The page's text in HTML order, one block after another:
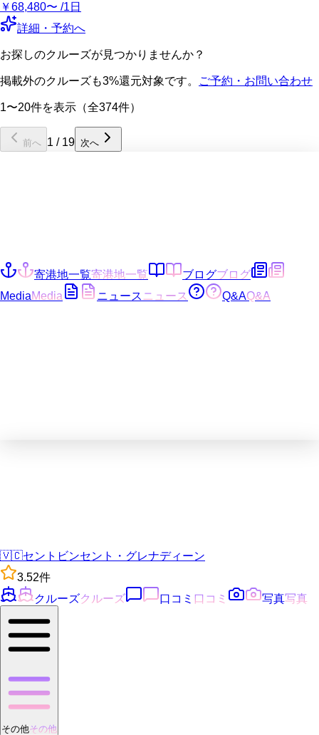
￥68,480〜 /1日
詳細・予約へ
お探しのクルーズが見つかりませんか？
掲載外のクルーズも3%還元対象です。 ご予約・お問い合わせ
1〜20件を表示（全374件）
前へ 1 / 19 次へ
寄港地一覧寄港地一覧 ブログブログ
MediaMedia ニュース ニュース Q&AQ&A
🇻🇨セントビンセント・グレナディーン
3.52件
クルーズクルーズ 口コミ 口コミ 写真写真
その他その他